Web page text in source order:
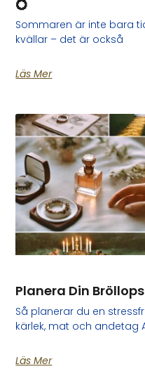
💍
Sommaren är inte bara
kvällar – det är också
Läs Mer
Planera Din
Så planerar du en
kärlek, mat och andetag
Läs Mer